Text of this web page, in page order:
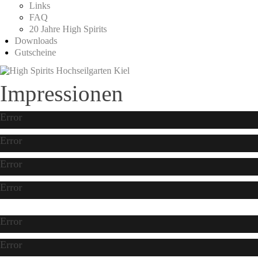
Links
FAQ
20 Jahre High Spirits
Downloads
Gutscheine
Impressionen
Error
Error
Error
Error
Error
Error